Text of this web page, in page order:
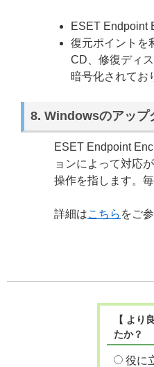
ESET Endpoint
復元ポイントを
CD、修復ディ
暗号化されてお
8. Windowsのアップ
ESET Endpoint
ョンによって対応
操作を指します。
詳細はこちら をご
【 より
たか？
役に